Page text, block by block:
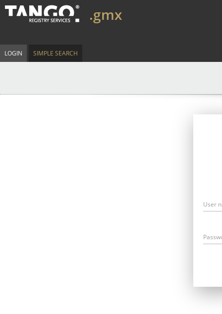
.gmx
LOGIN SIMPLE SEARCH
User